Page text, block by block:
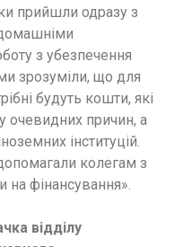
прийшли одразу з
з убезпечення
зрозуміли, що для
будуть кошти, які
причин, а
інституцій.
колегам з
на фінансування».
відділу